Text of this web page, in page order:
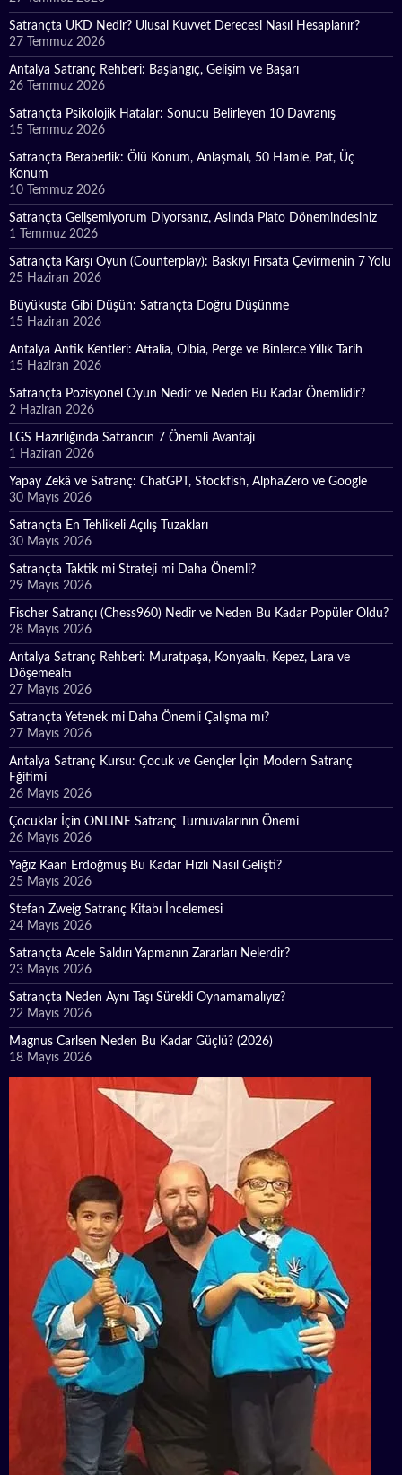
Satrançta UKD Nedir? Ulusal Kuvvet Derecesi Nasıl Hesaplanır?
27 Temmuz 2026
Antalya Satranç Rehberi: Başlangıç, Gelişim ve Başarı
26 Temmuz 2026
Satrançta Psikolojik Hatalar: Sonucu Belirleyen 10 Davranış
15 Temmuz 2026
Satrançta Beraberlik: Ölü Konum, Anlaşmalı, 50 Hamle, Pat, Üç
Konum
10 Temmuz 2026
Satrançta Gelişemiyorum Diyorsanız, Aslında Plato Dönemindesiniz
1 Temmuz 2026
Satrançta Karşı Oyun (Counterplay): Baskıyı Fırsata Çevirmenin 7 Yolu
25 Haziran 2026
Büyükusta Gibi Düşün: Satrançta Doğru Düşünme
15 Haziran 2026
Antalya Antik Kentleri: Attalia, Olbia, Perge ve Binlerce Yıllık Tarih
15 Haziran 2026
Satrançta Pozisyonel Oyun Nedir ve Neden Bu Kadar Önemlidir?
2 Haziran 2026
LGS Hazırlığında Satrancın 7 Önemli Avantajı
1 Haziran 2026
Yapay Zekâ ve Satranç: ChatGPT, Stockfish, AlphaZero ve Google
30 Mayıs 2026
Satrançta En Tehlikeli Açılış Tuzakları
30 Mayıs 2026
Satrançta Taktik mi Strateji mi Daha Önemli?
29 Mayıs 2026
Fischer Satrançı (Chess960) Nedir ve Neden Bu Kadar Popüler Oldu?
28 Mayıs 2026
Antalya Satranç Rehberi: Muratpaşa, Konyaaltı, Kepez, Lara ve
Döşemealtı
27 Mayıs 2026
Satrançta Yetenek mi Daha Önemli Çalışma mı?
27 Mayıs 2026
Antalya Satranç Kursu: Çocuk ve Gençler İçin Modern Satranç
Eğitimi
26 Mayıs 2026
Çocuklar İçin ONLINE Satranç Turnuvalarının Önemi
26 Mayıs 2026
Yağız Kaan Erdoğmuş Bu Kadar Hızlı Nasıl Gelişti?
25 Mayıs 2026
Stefan Zweig Satranç Kitabı İncelemesi
24 Mayıs 2026
Satrançta Acele Saldırı Yapmanın Zararları Nelerdir?
23 Mayıs 2026
Satrançta Neden Aynı Taşı Sürekli Oynamamalıyız?
22 Mayıs 2026
Magnus Carlsen Neden Bu Kadar Güçlü? (2026)
18 Mayıs 2026